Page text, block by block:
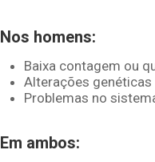
Nos homens:
Baixa contagem ou
Alterações
Problemas no
Em ambos: